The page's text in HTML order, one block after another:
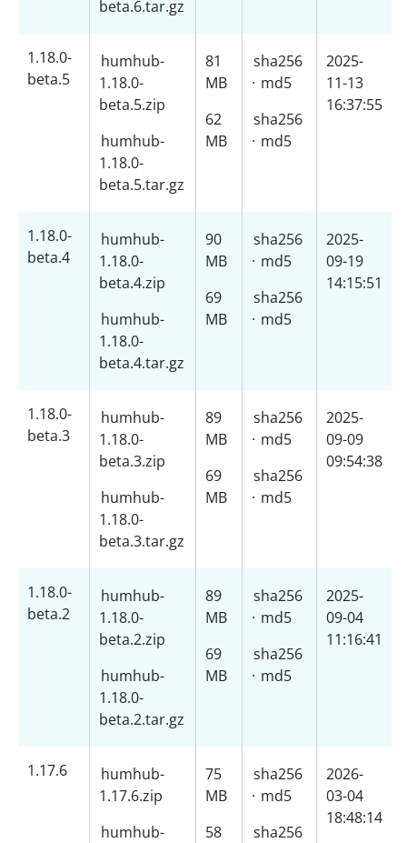
beta.6.tar.gz
1.18.0-
beta.5
humhub-
1.18.0-
beta.5.zip
humhub-
1.18.0-
beta.5.tar.gz
81
MB
62
MB
sha256
· md5
sha256
· md5
2025-
11-13
16:37:55
1.18.0-
beta.4
humhub-
1.18.0-
beta.4.zip
humhub-
1.18.0-
beta.4.tar.gz
90
MB
69
MB
sha256
· md5
sha256
· md5
2025-
09-19
14:15:51
1.18.0-
beta.3
humhub-
1.18.0-
beta.3.zip
humhub-
1.18.0-
beta.3.tar.gz
89
MB
69
MB
sha256
· md5
sha256
· md5
2025-
09-09
09:54:38
1.18.0-
beta.2
humhub-
1.18.0-
beta.2.zip
humhub-
1.18.0-
beta.2.tar.gz
89
MB
69
MB
sha256
· md5
sha256
· md5
2025-
09-04
11:16:41
1.17.6
humhub-
1.17.6.zip
humhub-
75
MB
58
sha256
· md5
sha256
2026-
03-04
18:48:14